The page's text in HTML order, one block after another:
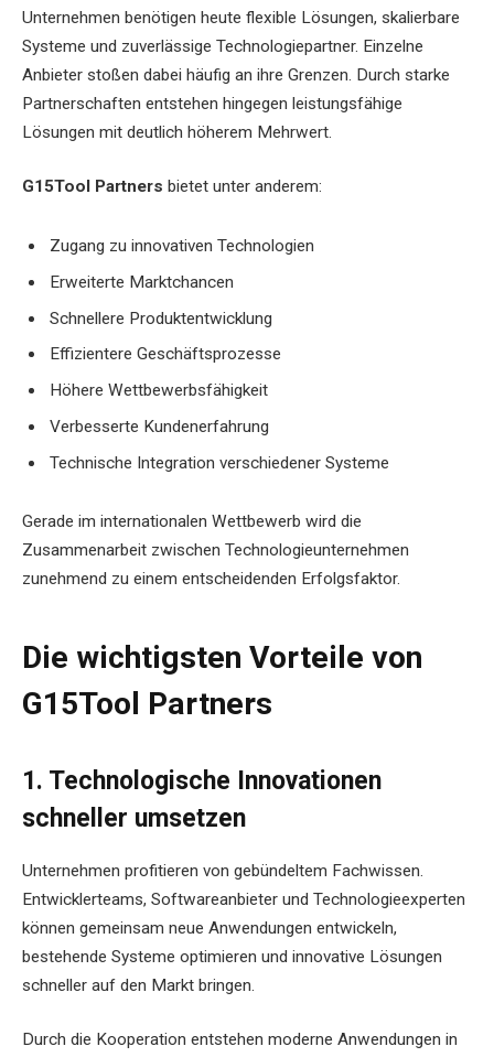
Unternehmen benötigen heute flexible Lösungen, skalierbare
Systeme und zuverlässige Technologiepartner. Einzelne
Anbieter stoßen dabei häufig an ihre Grenzen. Durch starke
Partnerschaften entstehen hingegen leistungsfähige
Lösungen mit deutlich höherem Mehrwert.
G15Tool Partners bietet unter anderem:
Zugang zu innovativen Technologien
Erweiterte Marktchancen
Schnellere Produktentwicklung
Effizientere Geschäftsprozesse
Höhere Wettbewerbsfähigkeit
Verbesserte Kundenerfahrung
Technische Integration verschiedener Systeme
Gerade im internationalen Wettbewerb wird die
Zusammenarbeit zwischen Technologieunternehmen
zunehmend zu einem entscheidenden Erfolgsfaktor.
Die wichtigsten Vorteile von
G15Tool Partners
1. Technologische Innovationen
schneller umsetzen
Unternehmen profitieren von gebündeltem Fachwissen.
Entwicklerteams, Softwareanbieter und Technologieexperten
können gemeinsam neue Anwendungen entwickeln,
bestehende Systeme optimieren und innovative Lösungen
schneller auf den Markt bringen.
Durch die Kooperation entstehen moderne Anwendungen in